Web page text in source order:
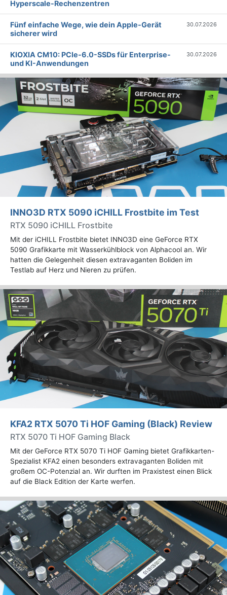
Hyperscale-Rechenzentren
Fünf einfache Wege, wie dein Apple-Gerät
sicherer wird
30.07.2026
KIOXIA CM10: PCIe-6.0-SSDs für Enterprise-
und KI-Anwendungen
30.07.2026
INNO3D RTX 5090 iCHILL Frostbite im Test
RTX 5090 iCHILL Frostbite
Mit der iCHILL Frostbite bietet INNO3D eine GeForce RTX
5090 Grafikkarte mit Wasserkühlblock von Alphacool an. Wir
hatten die Gelegenheit diesen extravaganten Boliden im
Testlab auf Herz und Nieren zu prüfen.
KFA2 RTX 5070 Ti HOF Gaming (Black) Review
RTX 5070 Ti HOF Gaming Black
Mit der GeForce RTX 5070 Ti HOF Gaming bietet Grafikkarten-
Spezialist KFA2 einen besonders extravaganten Boliden mit
großem OC-Potenzial an. Wir durften im Praxistest einen Blick
auf die Black Edition der Karte werfen.